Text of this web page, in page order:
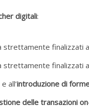
digitali:
strettamente finalizzati
finalizzati
all’introduzione di
delle transazioni